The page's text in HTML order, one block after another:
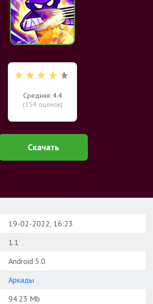
Средняя: 4.4
(154оценок)
Скачать
19-02-2022, 16:23
1.1
Android 5.0
Аркады
94.23 Mb